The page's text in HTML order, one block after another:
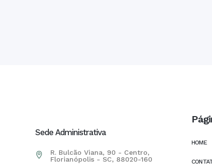
Sede Administrativa
R. Bulcão Viana, 90 - Centro,
Florianópolis - SC, 88020-160
HOME